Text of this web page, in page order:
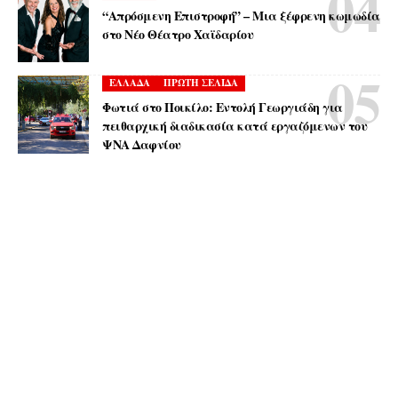
“Απρόσμενη Επιστροφή” – Μια ξέφρενη κωμωδία
στο Νέο Θέατρο Χαϊδαρίου
ΕΛΛΑΔΑ ΠΡΩΤΗ ΣΕΛΙΔΑ
Φωτιά στο Ποικίλο: Εντολή Γεωργιάδη για
πειθαρχική διαδικασία κατά εργαζόμενων του
ΨΝΑ Δαφνίου